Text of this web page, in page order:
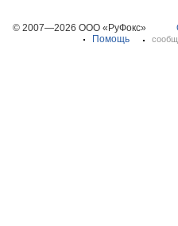
© 2007—2026 ООО «РуФокс»
Помощь